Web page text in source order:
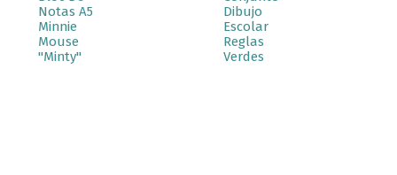
Notas A5
Minnie
Mouse
"Minty"
Dibujo
Escolar
Reglas
Verdes